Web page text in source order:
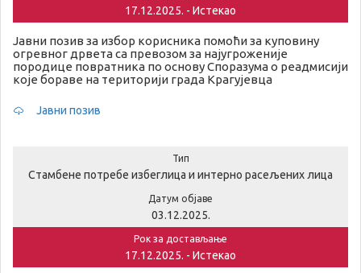
17.12.2025. - Истекао
Јавни позив за избор корисника помоћи за куповину
огревног дрвета са превозом за најугроженије
породице повратника по основу Споразума о реадмисији
које бораве на територији града Крагујевца
Јавни позив
Тип
Стамбене потребе избеглица и интерно расељених лица
Датум објаве
03.12.2025.
Рок за достављање
17.12.2025. - Истекао